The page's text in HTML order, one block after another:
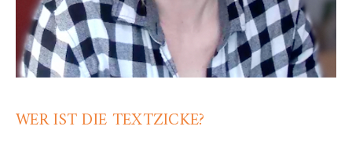
WER IST DIE TEXTZICKE?